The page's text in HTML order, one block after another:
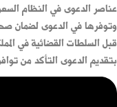
عناصر الدعوى في النظام
وتوفرها في الدعوى لضمان
قبل السلطات القضائية في
بتقديم الدعوى التأكد من